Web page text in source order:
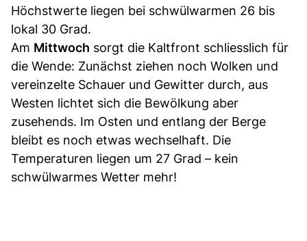
Höchstwerte liegen bei schwülwarmen 26 bis
lokal 30 Grad.
Am Mittwoch sorgt die Kaltfront schliesslich für
die Wende: Zunächst ziehen noch Wolken und
vereinzelte Schauer und Gewitter durch, aus
Westen lichtet sich die Bewölkung aber
zusehends. Im Osten und entlang der Berge
bleibt es noch etwas wechselhaft. Die
Temperaturen liegen um 27 Grad – kein
schwülwarmes Wetter mehr!